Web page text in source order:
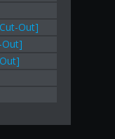
Out]
Out]